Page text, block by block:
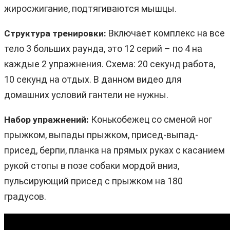
жиросжигание, подтягиваются мышцы.
Структура тренировки: Включает комплекс на все
тело 3 больших раунда, это 12 серий – по 4 на
каждые 2 упражнения. Схема: 20 секунд работа,
10 секунд на отдых. В данном видео для
домашних условий гантели не нужны.
Набор упражнений: Конькобежец со сменой ног
прыжком, выпады прыжком, присед-выпад-
присед, берпи, планка на прямых руках с касанием
рукой стопы в позе собаки мордой вниз,
пульсирующий присед с прыжком на 180
градусов.